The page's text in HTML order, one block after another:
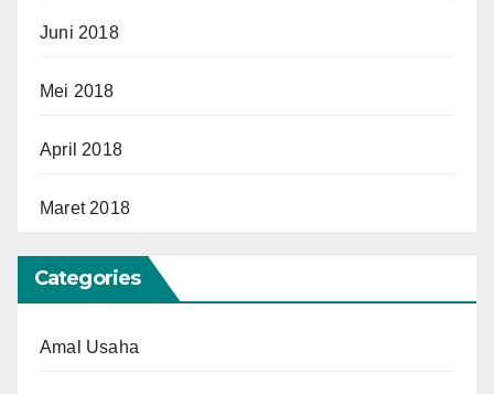
Juni 2018
Mei 2018
April 2018
Maret 2018
Categories
Amal Usaha